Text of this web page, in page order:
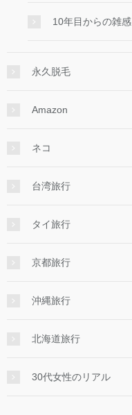
10年目からの雑感
永久脱毛
Amazon
ネコ
台湾旅行
タイ旅行
京都旅行
沖縄旅行
北海道旅行
30代女性のリアル